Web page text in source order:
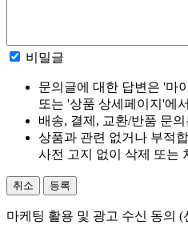
비밀글
문의글에 대한 답변은 '마
또는 '상품 상세페이지'에
배송, 결제, 교환/반품 문
상품과 관련 없거나 부적
사전 고지 없이 삭제 또는
취소 등록
마케팅 활용 및 광고 수신 동의 (